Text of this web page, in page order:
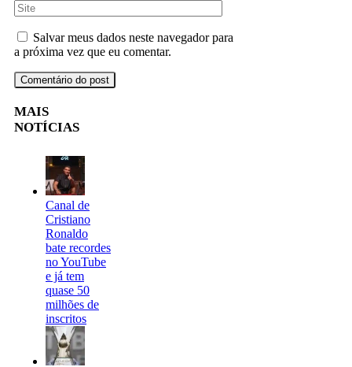
Salvar meus dados neste navegador para
a próxima vez que eu comentar.
MAIS
NOTÍCIAS
Canal de
Cristiano
Ronaldo
bate recordes
no YouTube
e já tem
quase 50
milhões de
inscritos